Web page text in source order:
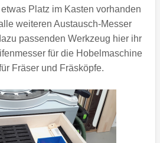
Platz im Kasten vorhanden
weiteren Austausch-Messer
passenden Werkzeug hier ihr
für die Hobelmaschine
Fräser und Fräsköpfe.